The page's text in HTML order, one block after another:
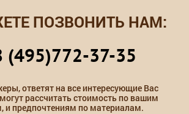
ПОЗВОНИТЬ НАМ:
(495)772-37-35
ответят на все интересующие Вас
рассчитать стоимость по вашим
и предпочтениям по материалам.